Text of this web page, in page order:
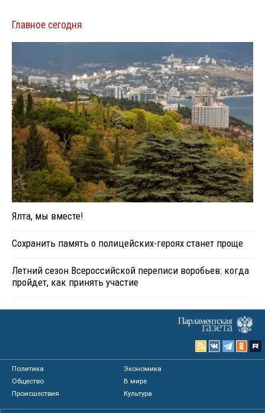
Главное сегодня
Ялта, мы вместе!
Сохранить память о полицейских-героях станет проще
Летний сезон Всероссийской переписи воробьев: когда
пройдет, как принять участие
Политика
Экономика
Общество
В мире
Происшествия
Культура